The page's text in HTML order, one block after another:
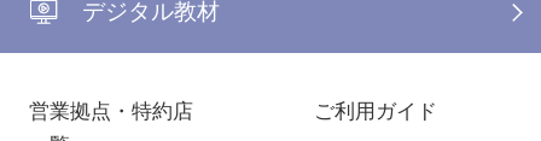
デジタル教材
営業拠点・特約店
ご利用ガイド